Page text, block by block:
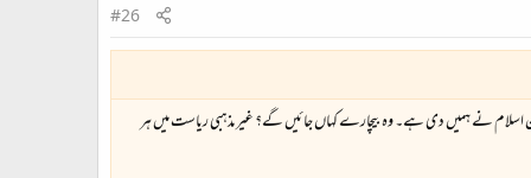
#26
اسلام نے ہمیں دی ہے۔ وہ بیچارے کہاں جائیں گے؟ غیر مذہبی ریاست میں ہر